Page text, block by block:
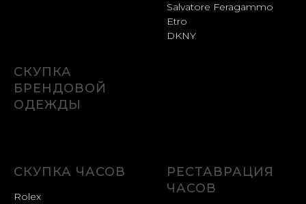
Salvatore Feragammo
Etro
DKNY
СКУПКА
БРЕНДОВОЙ
ОДЕЖДЫ
СКУПКА ЧАСОВ
Rolex
РЕСТАВРАЦИЯ
ЧАСОВ